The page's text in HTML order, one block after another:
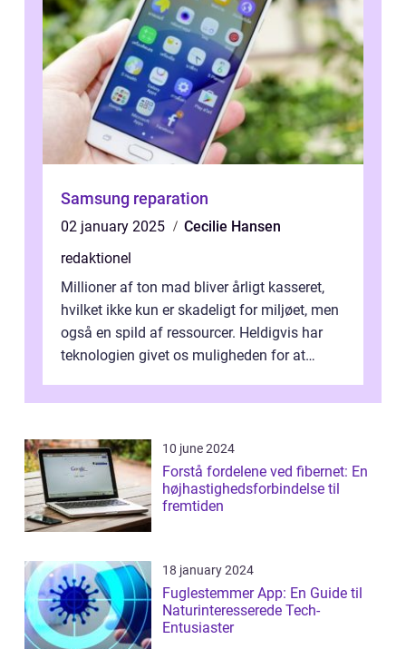
Samsung reparation
02 january 2025
Cecilie Hansen
redaktionel
Millioner af ton mad bliver årligt kasseret,
hvilket ikke kun er skadeligt for miljøet, men
også en spild af ressourcer. Heldigvis har
teknologien givet os muligheden for at
10 june 2024
Forstå fordelene ved fibernet: En
højhastighedsforbindelse til
fremtiden
18 january 2024
Fuglestemmer App: En Guide til
Naturinteresserede Tech-
Entusiaster